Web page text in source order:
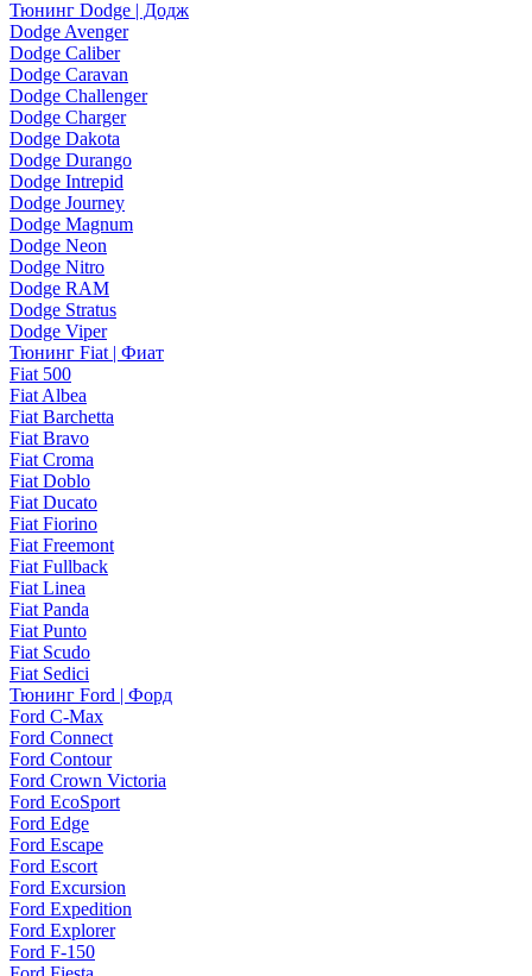
Тюнинг Dodge | Додж
Dodge Avenger
Dodge Caliber
Dodge Caravan
Dodge Challenger
Dodge Charger
Dodge Dakota
Dodge Durango
Dodge Intrepid
Dodge Journey
Dodge Magnum
Dodge Neon
Dodge Nitro
Dodge RAM
Dodge Stratus
Dodge Viper
Тюнинг Fiat | Фиат
Fiat 500
Fiat Albea
Fiat Barchetta
Fiat Bravo
Fiat Croma
Fiat Doblo
Fiat Ducato
Fiat Fiorino
Fiat Freemont
Fiat Fullback
Fiat Linea
Fiat Panda
Fiat Punto
Fiat Scudo
Fiat Sedici
Тюнинг Ford | Форд
Ford C-Max
Ford Connect
Ford Contour
Ford Crown Victoria
Ford EcoSport
Ford Edge
Ford Escape
Ford Escort
Ford Excursion
Ford Expedition
Ford Explorer
Ford F-150